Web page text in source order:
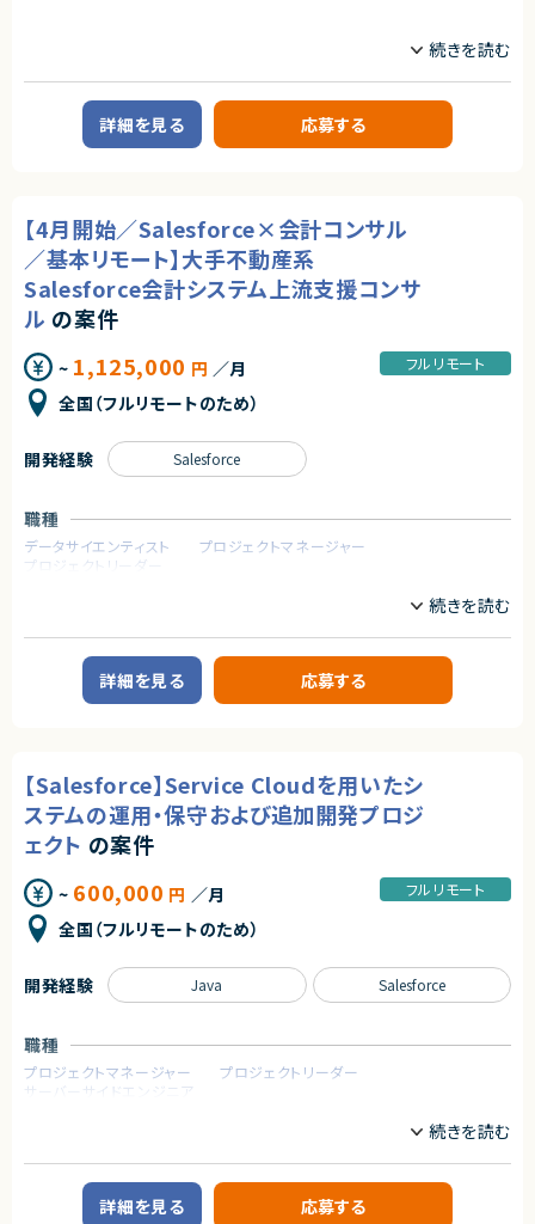
★日本最大級の求人検索サービスを支える重要ポジションで高度な技術領
域に挑戦できます！
★週4リモート＆フレックスで柔軟な働き方が可能です！
★業務委託で参画後、正社員としての採用についても前向きな企業様です！
ノーコード・ローコード開発に特化した受託企業です。
■案件概要
大手デベロッパーのビルに所属する従業員向けのアプリや、ECサイトのサブ
スクリプションの開発
・ノーコードツールが提供する機能では足りない部分を、バックエンドで補完
・AIなどを活用し、業務の効率化のご提案等
■募集背景
・受注PJ増加に伴い、Flutterflowエンジニアの新規募集です。
求めるスキル
【必須スキル】
・Flutterflowを使用した開発経験
・フロントエンド、バックエンドの開発経験
【歓迎スキル】
・基本設計以降のご経験
・Dartを使用した開発経験
契約元
株式会社LASSIC
エージェントから
★Flutterflowに精通したメンバーが多数在籍しており、日々の業務を通じ
て高度な知見を吸収できる環境です。
★ノーコードツールを使用したPJの受託企業のため、複数のPJをご経験して
いただくことが可能です！
詳細を見る 応募する
【4月開始／Salesforce×会計コンサル
／基本リモート】大手不動産系
Salesforce会計システム上流支援コンサ
ル の案件
~ 1,125,000 円 ／月
全国（フルリモートのため）
フルリモート
職種
データサイエンティスト
プロジェクトマネージャー
プロジェクトリーダー
【案件概要】
大阪を拠点とする大手不動産関連企業の営業システム（会計領域／Salesf
orceベース）開発プロジェクトにおいて、
元請けチームに参画いただけるコンサルタントを募集しています。
現在、元請け側では3名が参画中です。
Salesforce を中心とした会計領域のシステム要件整理
要件定義後、開発ベンダー（ブリッジSE）との連携を行い、基本設計に落とし
込み
元請けチームの一員として、上流工程におけるコンサルティング支援を実施
【開発環境・技術スタック】
Salesforce
・Sales Cloud / Service Cloud（基本機能）
Heroku
【必須スキル】
・会計システム系の技術コンサル経験
・月1～2回程度大阪出張可能な方
開発経験 Salesforce
契約形態
業務委託(準委任契約)
詳細を見る 応募する
【Salesforce】Service Cloudを用いたシ
ステムの運用・保守および追加開発プロジ
ェクト の案件
~ 600,000 円 ／月
全国（フルリモートのため）
フルリモート
職種
プロジェクトマネージャー
プロジェクトリーダー
サーバーサイドエンジニア
■案件概要
Salesforce開発の部署へのアサインを想定しています。
Service Cloudを用いたシステムの運用・保守および追加開発プロジェクト
開発経験 Java Salesforce
詳細を見る 応募する